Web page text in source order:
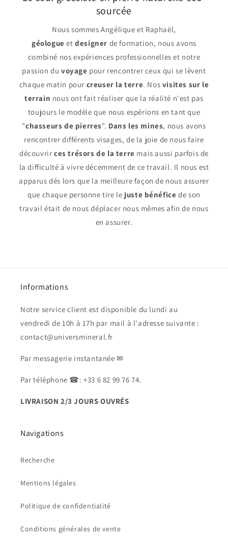
sourcée
Nous sommes Angélique et Raphaël,
géologue etdesigner de formation, nous avons
combiné nos expériences professionnelles et notre
passion du voyage pour rencontrer ceux qui se lèvent
chaque matin pour creuser la terre. Nos visites sur le
terrain nous ont fait réaliser que la réalité n'est pas
toujours le modèle que nous espérions en tant que
"chasseurs de pierres". Dans les mines, nous avons
rencontrer différents visages, de la joie de nous faire
découvrir ces trésors de la terre mais aussi parfois de
la difficulté à vivre décemment de ce travail. Il nous est
apparus dés lors que la meilleure façon de nous assurer
que chaque personne tire le juste bénéfice de son
travail était de nous déplacer nous mêmes afin de nous
en assurer.
Informations
Notre service client est disponible du lundi au
vendredi de 10h à 17h par mail à l'adresse suivante :
contact@universmineral.fr
Par messagerie instantanée ✉
Par téléphone ☎: +33 6 82 99 76 74.
LIVRAISON 2/3 JOURS OUVRÉS
Navigations
Recherche
Mentions légales
Politique de confidentialité
Conditions générales de vente